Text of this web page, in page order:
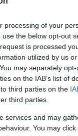
processing of your
the below opt-out
is processed
utilized by us
may separately
on the IAB’s list of
third parties on the
third parties.
services and may
You may